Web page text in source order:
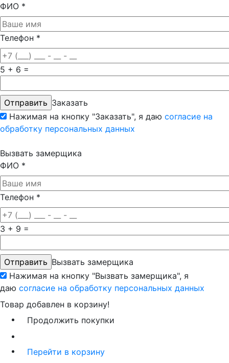
ФИО *
Телефон *
5 + 6 =
Заказать
Нажимая на кнопку "Заказать", я даю согласие на
обработку персональных данных
Вызвать замерщика
ФИО *
Телефон *
3 + 9 =
Вызвать замерщика
Нажимая на кнопку "Вызвать замерщика", я
даю согласие на обработку персональных данных
Товар добавлен в корзину!
Продолжить покупки
Перейти в корзину